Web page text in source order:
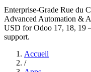
Enterprise-Grade Rue du
Advanced Automation &
USD for Odoo 17, 18, 19
support.
Accueil
/